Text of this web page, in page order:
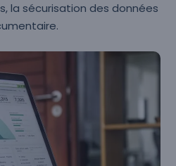
la sécurisation des données